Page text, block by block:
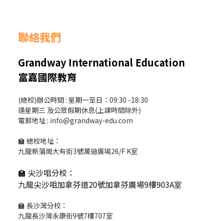
聯絡我們
Grandway International Education
富嘉國際教育
(總校)辦公時間 : 星期一至日：09:30 -18:30
逢星期三 及公眾假期休息(上課時間除外)
電郵地址 : info@grandway-edu.com
🏫 總校地址：
九龍新蒲崗大有街3號萬迪廣場26/F K室
🏫 尖沙咀分校 ：
九龍尖沙咀加拿芬道20號加拿芬廣場9樓903A室
🏫 長沙灣分校：
九龍長沙灣永康街9號7樓707室